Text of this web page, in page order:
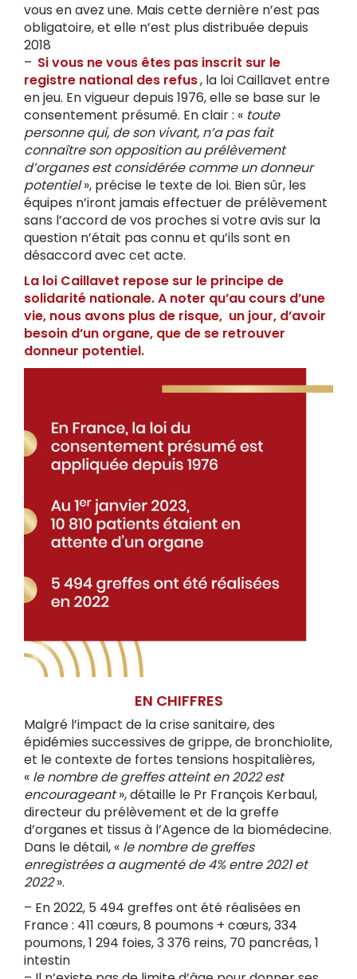
vous en avez une. Mais cette dernière n’est pas
obligatoire, et elle n’est plus distribuée depuis
2018
– Si vous ne vous êtes pas inscrit sur le
registre national des refus, la loi Caillavet entre
en jeu. En vigueur depuis 1976, elle se base sur le
consentement présumé. En clair : « toute
personne qui, de son vivant, n’a pas fait
connaître son opposition au prélèvement
d’organes est considérée comme un donneur
potentiel», précise le texte de loi. Bien sûr, les
équipes n’iront jamais effectuer de prélèvement
sans l’accord de vos proches si votre avis sur la
question n’était pas connu et qu’ils sont en
désaccord avec cet acte.
La loi Caillavet repose sur le principe de
solidarité nationale. A noter qu’au cours d’une
vie, nous avons plus de risque, un jour, d’avoir
besoin d’un organe, que de se retrouver
donneur potentiel.
EN CHIFFRES
Malgré l’impact de la crise sanitaire, des
épidémies successives de grippe, de bronchiolite,
et le contexte de fortes tensions hospitalières,
« le nombre de greffes atteint en 2022 est
encourageant», détaille le Pr François Kerbaul,
directeur du prélèvement et de la greffe
d’organes et tissus à l’Agence de la biomédecine.
Dans le détail, « le nombre de greffes
enregistrées a augmenté de 4% entre 2021 et
2022».
– En 2022, 5 494 greffes ont été réalisées en
France : 411 cœurs, 8 poumons + cœurs, 334
poumons, 1 294 foies, 3 376 reins, 70 pancréas, 1
intestin